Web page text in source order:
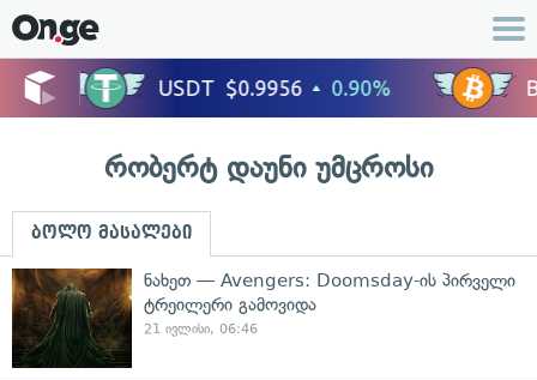
რობერტ დაუნი უმცროსი
ბოლო მასალები
ნახეთ — Avengers: Doomsday-ის პირველი
ტრეილერი გამოვიდა
21 ივლისი, 06:46